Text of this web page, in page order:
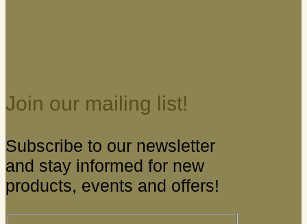
Join our mailing list!
Subscribe to our newsletter
and stay informed for new
products, events and offers!